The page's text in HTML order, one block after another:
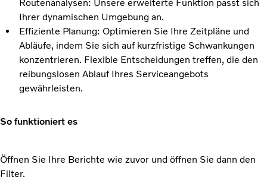
Routenanalysen: Unsere erweiterte Funktion passt sich
Ihrer dynamischen Umgebung an.
Effiziente Planung: Optimieren Sie Ihre Zeitpläne und
Abläufe, indem Sie sich auf kurzfristige Schwankungen
konzentrieren. Flexible Entscheidungen treffen, die den
reibungslosen Ablauf Ihres Serviceangebots
gewährleisten.
So funktioniert es
Öffnen Sie Ihre Berichte wie zuvor und öffnen Sie dann den
Filter.